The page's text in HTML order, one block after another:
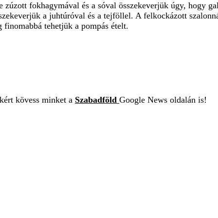
fokhagymával és a sóval összekeverjük úgy, hogy
a juhtúróval és a tejföllel. A felkockázott
tehetjük a pompás ételt.
kövess minket a Szabadföld Google News oldalán is!